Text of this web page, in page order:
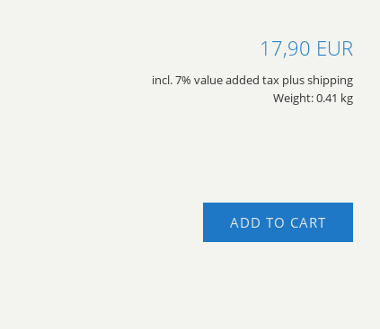
17,90 EUR
incl. 7% value added tax plus shipping
Weight: 0.41 kg
ADD TO CART